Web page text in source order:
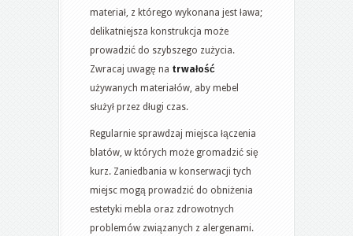
materiał, z którego wykonana jest ława;
delikatniejsza konstrukcja może
prowadzić do szybszego zużycia.
Zwracaj uwagę na trwałość
używanych materiałów, aby mebel
służył przez długi czas.
Regularnie sprawdzaj miejsca łączenia
blatów, w których może gromadzić się
kurz. Zaniedbania w konserwacji tych
miejsc mogą prowadzić do obniżenia
estetyki mebla oraz zdrowotnych
problemów związanych z alergenami.